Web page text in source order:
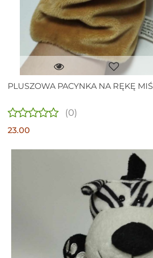
PLUSZOWA PACYNKA NA RĘKĘ MIŚ
(0)
23.00